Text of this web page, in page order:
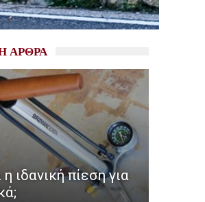
ΑΡΘΡΑ
η ιδανική πίεση για